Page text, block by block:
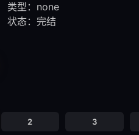
类型：none
状态：完结
2 3